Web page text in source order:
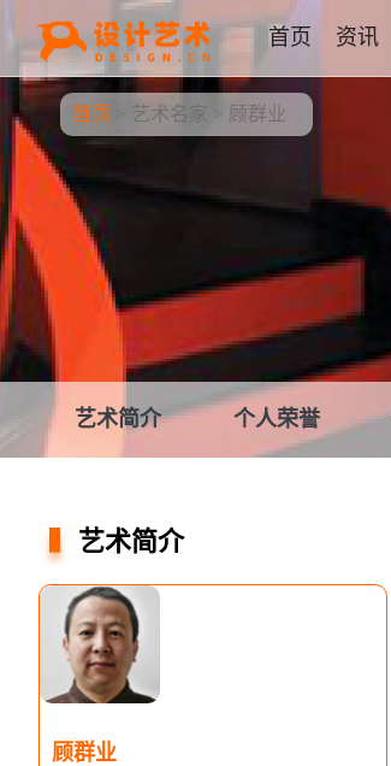
首页 资讯
首页 艺术名家 > 顾群业
艺术简介 个人荣誉
艺术简介
顾群业